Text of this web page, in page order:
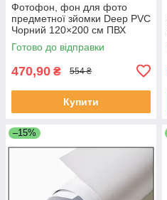
Фотофон, фон для фото
предметної зйомки Deep PVC
Чорний 120×200 см ПВХ
(Матовий)
Готово до відправки
470,90 ₴ 554 ₴
Купити
–15%